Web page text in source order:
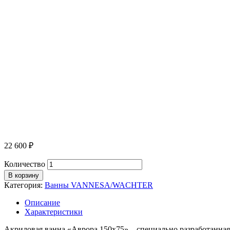
22 600 ₽
Количество
В корзину
Категория: Ванны VANNESA/WACHTER
Описание
Характеристики